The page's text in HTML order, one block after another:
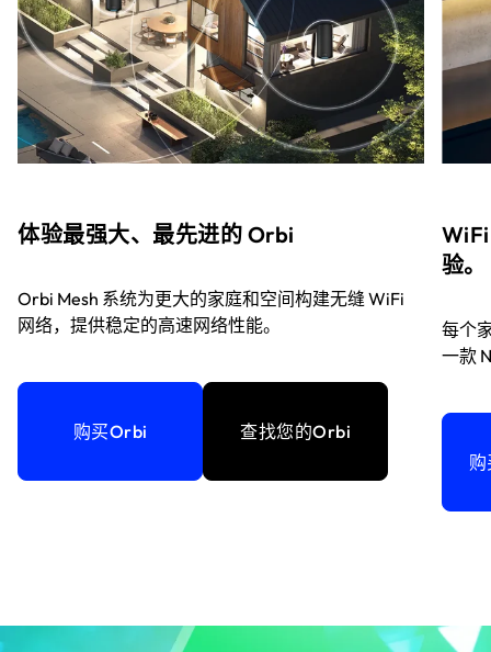
体验最强大、最先进的 Orbi
Orbi Mesh 系统为更大的家庭和空间构建无缝 WiFi
网络，提供稳定的高速网络性能。
购买Orbi 查找您的Orbi
验。
每个
一款